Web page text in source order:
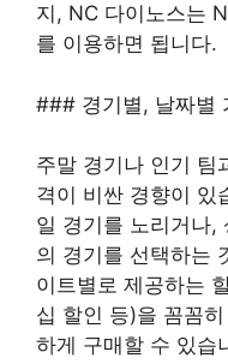
지, NC 다이노스는
를 이용하면 됩니다.
### 경기별, 날짜별
주말 경기나 인기 팀
격이 비싼 경향이 있
일 경기를 노리거나,
의 경기를 선택하는
이트별로 제공하는
십 할인 등)을 꼼꼼
하게 구매할 수 있습